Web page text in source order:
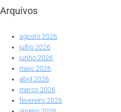
Arquivos
agosto 2026
julho 2026
junho 2026
maio 2026
abril 2026
março 2026
fevereiro 2026